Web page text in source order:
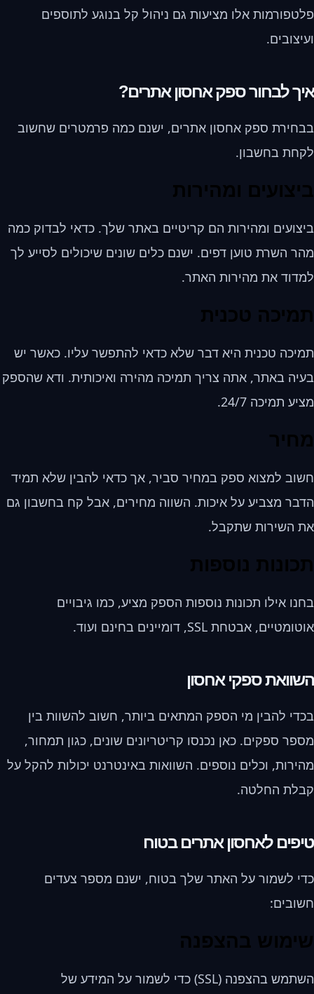
פלטפורמות אלו מציעות גם ניהול קל בנוגע לתוספים
ועיצובים.
איך לבחור ספק אחסון אתרים?
בבחירת ספק אחסון אתרים, ישנם כמה פרמטרים שחשוב
לקחת בחשבון.
ביצועים ומהירות
ביצועים ומהירות הם קריטיים באתר שלך. כדאי לבדוק כמה
מהר השרת טוען דפים. ישנם כלים שונים שיכולים לסייע לך
למדוד את מהירות האתר.
תמיכה טכנית
תמיכה טכנית היא דבר שלא כדאי להתפשר עליו. כאשר יש
בעיה באתר, אתה צריך תמיכה מהירה ואיכותית. ודא שהספק
מציע תמיכה 24/7.
מחיר
חשוב למצוא ספק במחיר סביר, אך כדאי להבין שלא תמיד
הדבר מצביע על איכות. השווה מחירים, אבל קח בחשבון גם
את השירות שתקבל.
תכונות נוספות
בחנו אילו תכונות נוספות הספק מציע, כמו גיבויים
אוטומטיים, אבטחת SSL, דומיינים בחינם ועוד.
השוואת ספקי אחסון
בכדי להבין מי הספק המתאים ביותר, חשוב להשוות בין
מספר ספקים. כאן נכנסו קריטריונים שונים, כגון תמחור,
מהירות, וכלים נוספים. השוואות באינטרנט יכולות להקל על
קבלת החלטה.
טיפים לאחסון אתרים בטוח
כדי לשמור על האתר שלך בטוח, ישנם מספר צעדים
חשובים:
שימוש בהצפנה
השתמש בהצפנה (SSL) כדי לשמור על המידע של